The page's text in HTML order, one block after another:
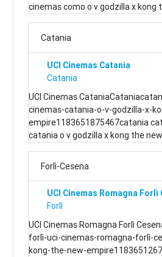
cinemas como o v godzilla x kong
Catania
UCI Cinemas Catania
Catania
UCI Cinemas
cinemas-catania-o-v-godzilla-x-
empire1183651875467catania
catania o v godzilla x kong the
Forlì-Cesena
UCI Cinemas Romagna Forlì
Forlì
UCI Cinemas Romagna Forlì
forlì-uci-cinemas-romagna-forlì-
kong-the-new-